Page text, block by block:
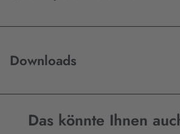
Downloads
Das könnte Ihnen